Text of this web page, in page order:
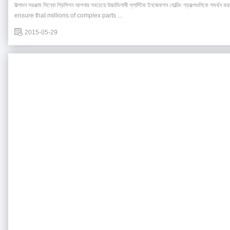
উত্পাদন সরঞ্জাম সিন্বো প্রিসিশন আপনার সবচেয়ে উচ্চাভিলাষী প্লাস্টিক ইনজেকশন মোল্ডিং
ensure that millions of complex parts ...
2015-05-29